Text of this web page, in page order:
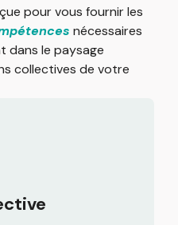
pour vous fournir les
nécessaires
dans le paysage
collectives de votre